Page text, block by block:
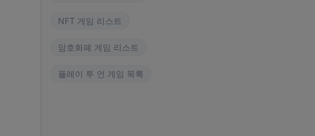
NFT 게임 리스트
암호화폐 게임 리스트
플레이 투 언 게임 목록